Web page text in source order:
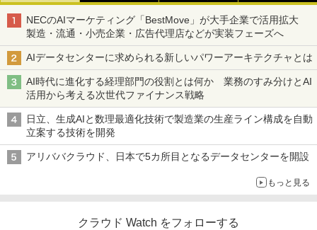
NECのAIマーケティング「BestMove」が大手企業で活用拡大
製造・流通・小売企業・広告代理店などが実装フェーズへ
AIデータセンターに求められる新しいパワーアーキテクチャとは
AI時代に進化する経理部門の役割とは何か 業務のすみ分けとAI
活用から考える次世代ファイナンス戦略
日立、生成AIと数理最適化技術で製造業の生産ライン構成を自動
立案する技術を開発
アリババクラウド、日本で5カ所目となるデータセンターを開設
もっと見る
クラウド Watch をフォローする